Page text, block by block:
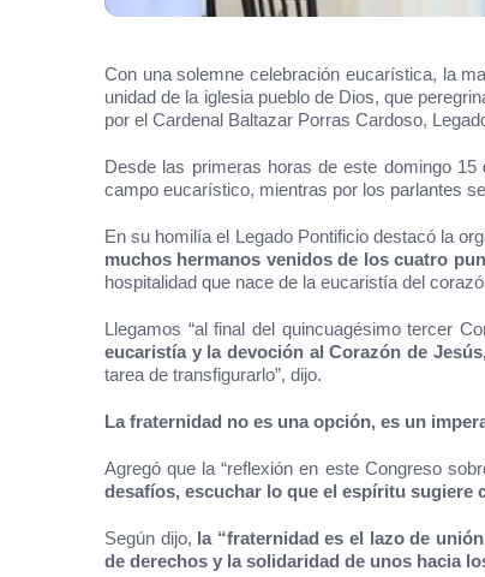
Con una solemne celebración eucarística, la
unidad de la iglesia pueblo de Dios, que
por el Cardenal Baltazar Porras Cardoso,
Desde las primeras horas de este domingo
campo eucarístico, mientras por los parlantes
En su homilía el Legado Pontificio destacó la
muchos hermanos venidos de los cuatro
hospitalidad que nace de la eucaristía del
Llegamos “al final del quincuagésimo tercer
eucaristía y la devoción al Corazón de
tarea de transfigurarlo”, dijo.
La fraternidad no es una opción, es un
Agregó que la “reflexión en este Congreso
desafíos, escuchar lo que el espíritu
Según dijo, la “fraternidad es el lazo de
de derechos y la solidaridad de unos hacia